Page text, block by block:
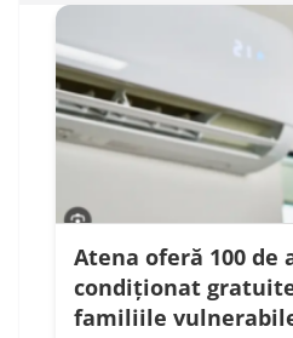
Atena oferă 100 de
condiționat
familiile